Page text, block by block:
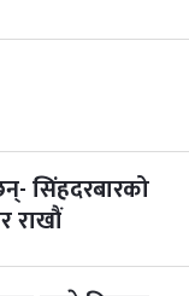
सिंहदरबारको
राखौं